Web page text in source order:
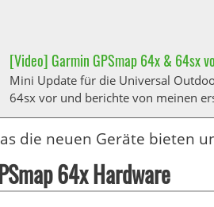
[Video] Garmin GPSmap 64x & 64sx
Mini Update für die Universal
64sx vor und berichte von meinen
die neuen Geräte bieten
64x Hardware